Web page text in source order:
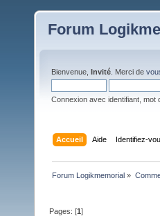
Forum
Bienvenue, Invité . Merci de
Connexion avec identifiant,
Accueil Aide Identifiez-
Forum Logikmemorial »
Pages: [1]